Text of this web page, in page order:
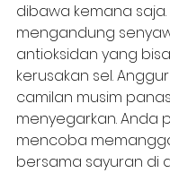
dibawa kemana
mengandung
antioksidan yang
kerusakan sel.
camilan musim
menyegarkan. Anda
mencoba
bersama sayuran di